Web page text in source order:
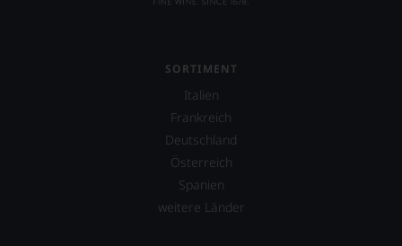
SORTIMENT
Italien
Frankreich
Deutschland
Österreich
Spanien
weitere Länder